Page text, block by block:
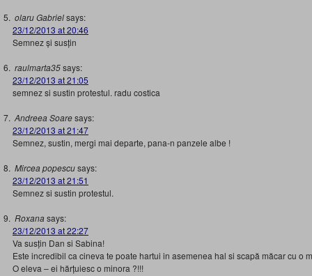
olaru Gabrielsays:
23/12/2013 at 20:46
Semnez și susțin
raulmarta35says:
23/12/2013 at 21:05
semnez si sustin protestul. radu costica
Andreea Soaresays:
23/12/2013 at 21:47
Semnez, sustin, mergi mai departe, pana-n panzele albe !
Mircea popescusays:
23/12/2013 at 21:51
Semnez si sustin protestul.
Roxanasays:
23/12/2013 at 22:27
Va susțin Dan si Sabina!
Este incredibil ca cineva te poate hartui in asemenea hal si scapă măcar cu o
O eleva – ei hărțuiesc o minora ?!!!